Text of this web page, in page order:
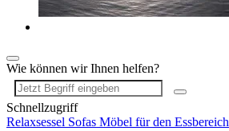
Wie können wir Ihnen helfen?
Schnellzugriff
Relaxsessel Sofas Möbel für den Essbereich